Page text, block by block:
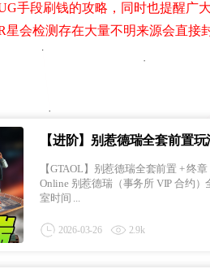
手段刷钱的攻略，同时也提醒广
会检测存在大量不明来源会直接
【进阶】别惹德瑞全套前置
【GTAOL】别惹德瑞全套前置 + 终章 | 一镜到底 1 小
Online 别惹德瑞（事务所 VIP 合约）全套前置任务一镜到底 内容：夜生
室时间 ...
2026-03-26 2.9k